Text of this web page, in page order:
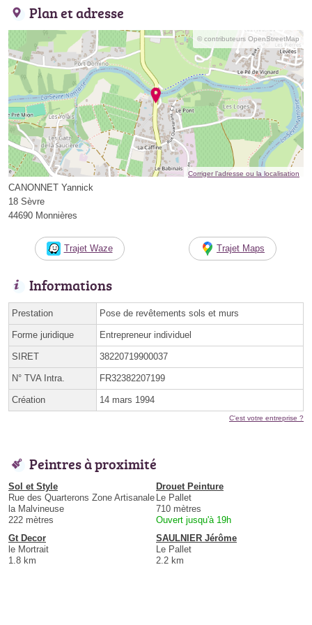
Plan et adresse
© contributeurs OpenStreetMap
Corriger l’adresse ou la localisation
CANONNET Yannick
18 Sèvre
44690 Monnières
Trajet Waze Trajet Maps
Informations
Prestation Pose de revêtements sols et murs
Forme juridique Entrepreneur individuel
SIRET 38220719900037
N° TVA Intra. FR32382207199
Création 14 mars 1994
C'est votre entreprise ?
Peintres à proximité
Sol et Style
Rue des Quarterons Zone Artisanale
la Malvineuse
222 mètres
Drouet Peinture
Le Pallet
710 mètres
Ouvert jusqu'à 19h
Gt Decor
le Mortrait
1.8 km
SAULNIER Jérôme
Le Pallet
2.2 km